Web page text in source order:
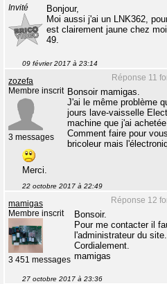
Invité
Bonjour,
Moi aussi j'ai un LNK362,
est clairement jaune chez
49.
09 février 2017 à 23:14
Réponse 11
zozefa
Membre inscrit
3 messages
Bonsoir mamigas.
J'ai le même problème
jours lave-vaisselle
machine que j'ai
Comment faire pour
bricoleur mais
Merci.
22 octobre 2017 à 22:49
Réponse 12
mamigas
Membre inscrit
3 451 messages
Bonsoir.
Pour me contacter il
l'administrateur du site.
Cordialement.
mamigas
27 octobre 2017 à 23:36